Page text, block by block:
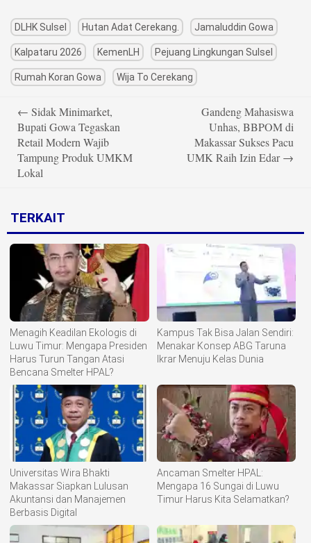
DLHK Sulsel Hutan Adat Cerekang. Jamaluddin Gowa
Kalpataru 2026 KemenLH Pejuang Lingkungan Sulsel
Rumah Koran Gowa Wija To Cerekang
navigation
← Sidak Minimarket,
Bupati Gowa Tegaskan
Retail Modern Wajib
Tampung Produk UMKM
Lokal
Gandeng Mahasiswa
Unhas, BBPOM di
Makassar Sukses Pacu
UMK Raih Izin Edar→
TERKAIT
Menagih Keadilan Ekologis di
Luwu Timur: Mengapa Presiden
Harus Turun Tangan Atasi
Bencana Smelter HPAL?
Kampus Tak Bisa Jalan Sendiri:
Menakar Konsep ABG Taruna
Ikrar Menuju Kelas Dunia
Universitas Wira Bhakti
Makassar Siapkan Lulusan
Akuntansi dan Manajemen
Berbasis Digital
Ancaman Smelter HPAL:
Mengapa 16 Sungai di Luwu
Timur Harus Kita Selamatkan?